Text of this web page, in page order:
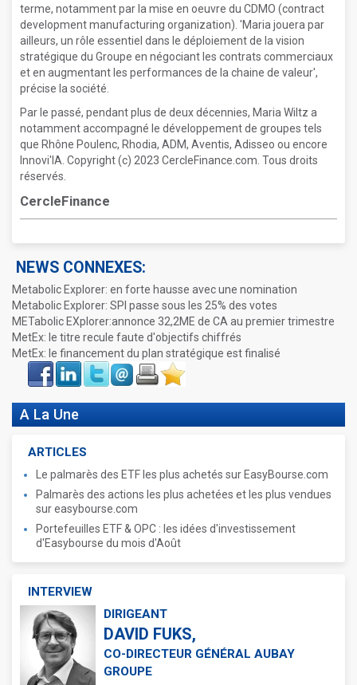
terme, notamment par la mise en oeuvre du CDMO (contract
development manufacturing organization). 'Maria jouera par
ailleurs, un rôle essentiel dans le déploiement de la vision
stratégique du Groupe en négociant les contrats commerciaux
et en augmentant les performances de la chaine de valeur',
précise la société.
Par le passé, pendant plus de deux décennies, Maria Wiltz a
notamment accompagné le développement de groupes tels
que Rhône Poulenc, Rhodia, ADM, Aventis, Adisseo ou encore
Innovi'IA. Copyright (c) 2023 CercleFinance.com. Tous droits
réservés.
CercleFinance
NEWS CONNEXES:
Metabolic Explorer: en forte hausse avec une nomination
Metabolic Explorer: SPI passe sous les 25% des votes
METabolic EXplorer:annonce 32,2ME de CA au premier trimestre
MetEx: le titre recule faute d'objectifs chiffrés
MetEx: le financement du plan stratégique est finalisé
Face
book
LinkIn Twitter Envoyer ImprimerFavoris
A La Une
ARTICLES
Le palmarès des ETF les plus achetés sur EasyBourse.com
Palmarès des actions les plus achetées et les plus vendues
sur easybourse.com
Portefeuilles ETF & OPC : les idées d'investissement
d'Easybourse du mois d'Août
INTERVIEW
DIRIGEANT
DAVID FUKS,
CO-DIRECTEUR GÉNÉRAL AUBAY
GROUPE